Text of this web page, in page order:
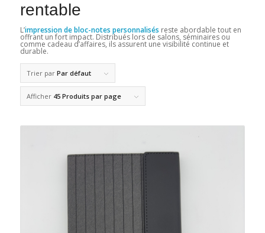
rentable
L’impression de bloc-notes personnalisés reste abordable tout en
offrant un fort impact. Distribués lors de salons, séminaires ou
comme cadeau d’affaires, ils assurent une visibilité continue et
durable.
Trier par Par défaut
Afficher 45 Produits par page